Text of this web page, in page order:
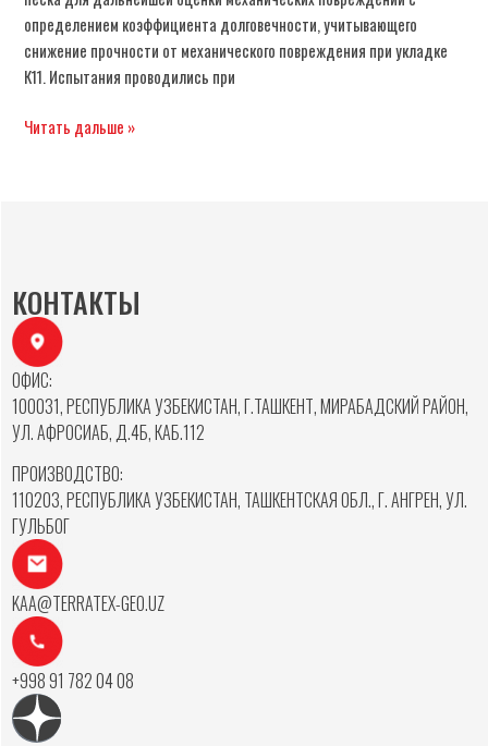
определением коэффициента долговечности, учитывающего
снижение прочности от механического повреждения при укладке
К11. Испытания проводились при
Читать дальше »
КОНТАКТЫ
ОФИС:
100031, РЕСПУБЛИКА УЗБЕКИСТАН, Г.ТАШКЕНТ, МИРАБАДСКИЙ РАЙОН,
УЛ. АФРОСИАБ, Д.4Б, КАБ.112
ПРОИЗВОДСТВО:
110203, РЕСПУБЛИКА УЗБЕКИСТАН, ТАШКЕНТСКАЯ ОБЛ., Г. АНГРЕН, УЛ.
ГУЛЬБОГ
KAA@TERRATEX-GEO.UZ
+998 91 782 04 08